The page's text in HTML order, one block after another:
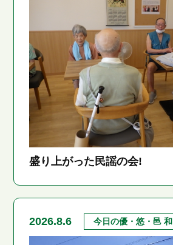
盛り上がった民謡の会!
2026.8.6 今日の優・悠・邑 和